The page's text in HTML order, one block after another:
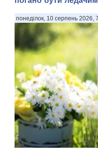
понеділок, 10 серпень 2026,